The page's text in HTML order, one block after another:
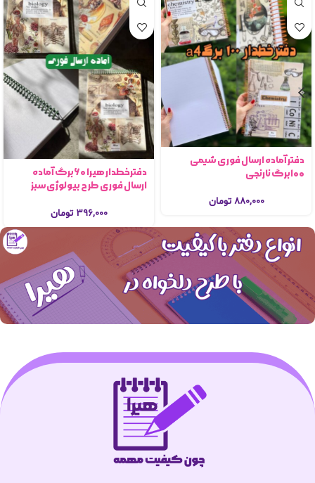
دفتر آماده ارسال فوری شیمی
۱۰۰برگ نارنجی
۸۸۰,۰۰۰ تومان
دفترخطدار هیرا ۶۰برگ آماده
ارسال فوری طرح بیولوژی سبز
۳۹۶,۰۰۰ تومان